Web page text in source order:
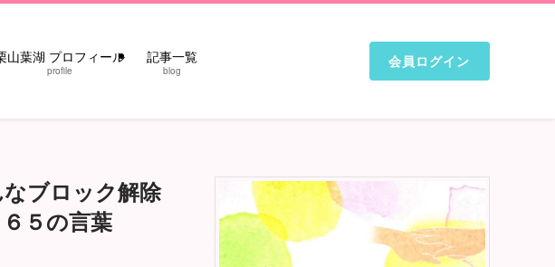
山葉湖 プロフィール
profile
記事一覧
blog
会員ログイン
ブロック解除
５の言葉